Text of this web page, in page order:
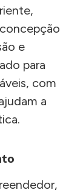
e
para
com
a